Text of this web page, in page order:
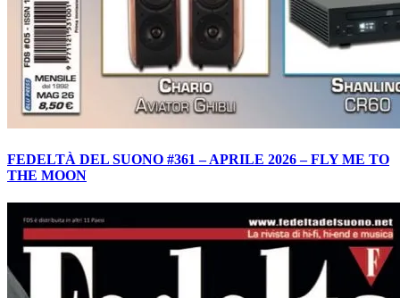
FEDELTÀ DEL SUONO #361 – APRILE 2026 – FLY ME TO
THE MOON